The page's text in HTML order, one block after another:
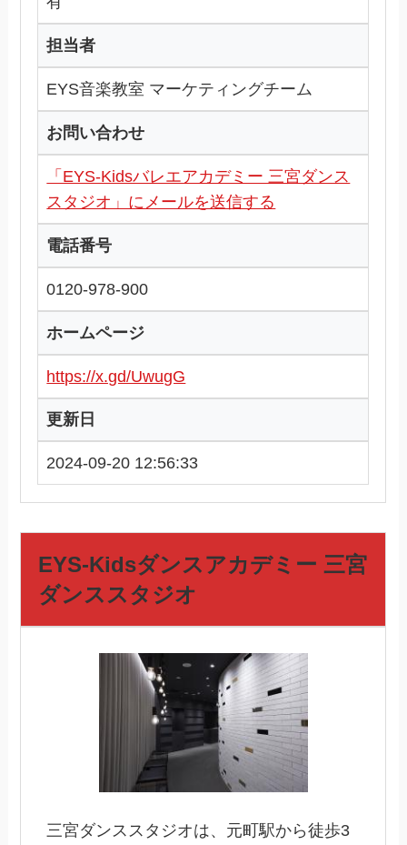
担当者
EYS音楽教室 マーケティングチーム
お問い合わせ
「EYS-Kidsバレエアカデミー 三宮ダンス
スタジオ」にメールを送信する
電話番号
0120-978-900
ホームページ
https://x.gd/UwugG
更新日
2024-09-20 12:56:33
EYS-Kidsダンスアカデミー 三宮
ダンススタジオ
三宮ダンススタジオは、元町駅から徒歩3